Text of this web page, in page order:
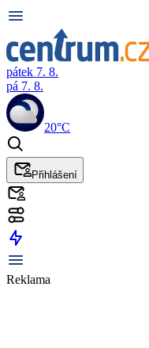
pátek 7. 8.
pá 7. 8.
20°C
Přihlášení
Reklama